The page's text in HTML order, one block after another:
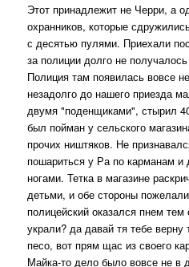
Этот принадлежит не Черри, а
охранников, которые
с десятью пулями. Приехали
за полиции долго не
Полиция там появилась вовсе
незадолго до нашего приезда
двумя "поденщиками", стырил
был пойман у сельского
прочих ништяков. Не
пошариться у Ра по карманам и
ногами. Тетка в магазине
детьми, и обе стороны
полицейский оказался пнем
украли? да давай тя тебе
песо, вот прям щас из своего
Майка-то дело было вовсе не в